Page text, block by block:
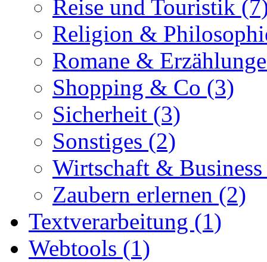
Reise und Touristik
Religion &
Romane &
Shopping & Co (3)
Sicherheit (3)
Sonstiges (2)
Wirtschaft &
Zaubern erlernen (2)
Textverarbeitung (1)
Webtools (1)